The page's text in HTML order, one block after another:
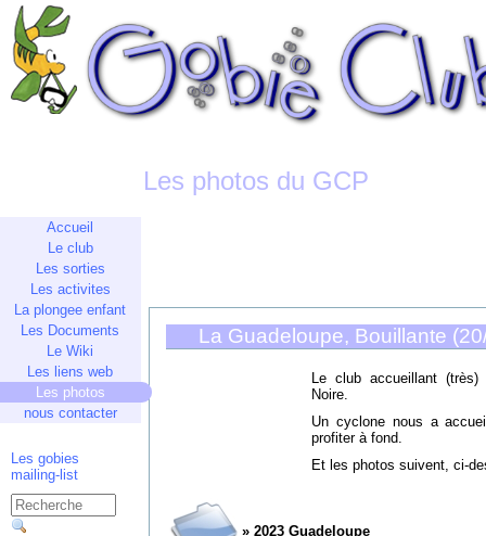
Les photos du GCP
Accueil
Le club
Les sorties
Les activites
La plongee enfant
Les Documents
Le Wiki
Les liens web
Les photos
nous contacter
Les gobies
mailing-list
La Guadeloupe, Bouillante
Le club accueillant
Noire.
Un cyclone nous a
profiter à fond.
Et les photos suivent, ci-
» 2023 Guadeloupe